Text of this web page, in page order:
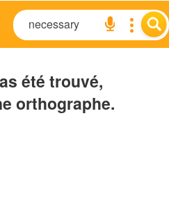
été trouvé,
orthographe.